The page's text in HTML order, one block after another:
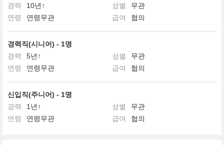
경력
10년↑ 성별
무관
연령
연령무관 급여 협의
경력직(시니어) - 1명
경력
5년↑ 성별
무관
연령
연령무관 급여 협의
신입직(주니어) - 1명
경력
1년↑ 성별
무관
연령
연령무관 급여 협의